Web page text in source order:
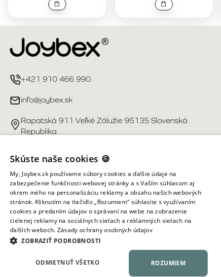
+421 910 466 990
info@joybex.sk
Rapatská 911 Veľké Zálužie 95135 Slovenská
Republika
Užitočné odkazy
Účet
Informácie obchodu
Všetky práva vyhradené ©
Skúste naše cookies 🍪
My, Joybex.sk používame súbory cookies a ďalšie údaje na
zabezpečenie funkčnosti webovej stránky a s Vaším súhlasom aj
okrem iného na personalizáciu reklamy a obsahu našich webových
stránok. Kliknutím na tlačidlo „Rozumiem“ súhlasíte s využívaním
cookies a predaním údajov o správaní na webe na zobrazenie
cielenej reklamy na sociálnych sieťach a reklamných sieťach na
ďalších weboch. Zásady ochrany osobných údajov
ZOBRAZIŤ PODROBNOSTI
ROZUMIEM
ODMIETNUŤ VŠETKO